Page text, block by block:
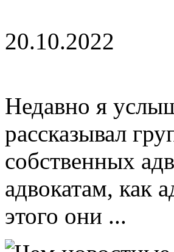
20.10.2022
Недавно я
рассказывал
собственных
адвокатам, как
этого они ...